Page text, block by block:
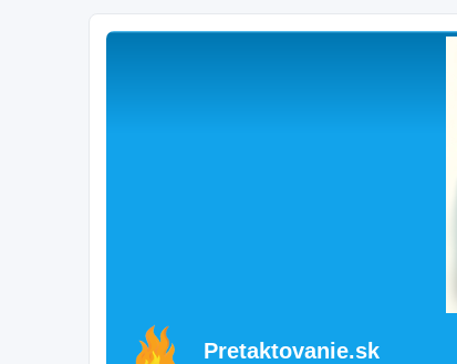
Pretaktovanie.sk